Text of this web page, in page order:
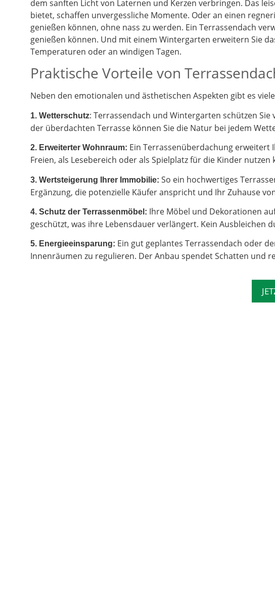
dem sanften Licht von Laternen und Kerzen verbringen. Das
bietet, schaffen unvergessliche Momente. Oder an einen
genießen können, ohne nass zu werden. Ein Terrassendach
genießen können. Und mit einem Wintergarten erweitern Sie
Temperaturen oder an windigen Tagen.
Praktische Vorteile von
Neben den emotionalen und ästhetischen Aspekten gibt es
1. Wetterschutz: Terrassendach und Wintergarten schützen
der überdachten Terrasse können Sie die Natur bei jedem
2. Erweiterter Wohnraum: Ein Terrassenüberdachung erweitert
Freien, als Lesebereich oder als Spielplatz für die Kinder
3. Wertsteigerung Ihrer Immobilie: So ein hochwertiges
Ergänzung, die potenzielle Käufer anspricht und Ihr Zuhause
4. Schutz der Terrassenmöbel: Ihre Möbel und Dekorationen
geschützt, was ihre Lebensdauer verlängert. Kein Ausbleichen
5. Energieeinsparung: Ein gut geplantes Terrassendach oder
Innenräumen zu regulieren. Der Anbau spendet Schatten und